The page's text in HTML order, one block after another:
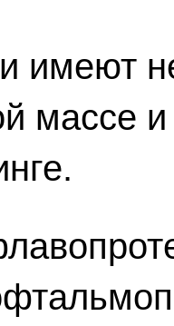
имеют
массе